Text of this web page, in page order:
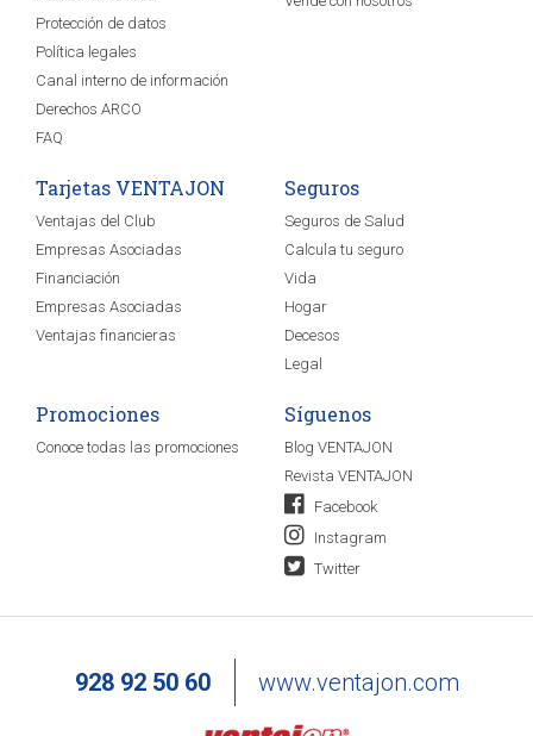
Protección de datos
Política legales
Canal interno de información
Derechos ARCO
FAQ
Tarjetas VENTAJON
Ventajas del Club
Empresas Asociadas
Financiación
Empresas Asociadas
Ventajas financieras
Seguros
Seguros de Salud
Calcula tu seguro
Vida
Hogar
Decesos
Legal
Promociones
Conoce todas las promociones
Síguenos
Blog VENTAJON
Revista VENTAJON
Facebook
Instagram
Twitter
928 92 50 60 www.ventajon.com